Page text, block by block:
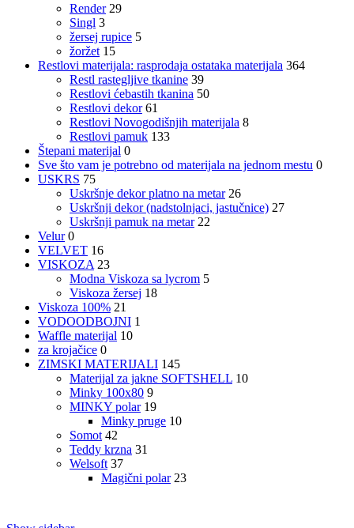
Render 29
Singl 3
žersej rupice 5
žoržet 15
Restlovi materijala: rasprodaja ostataka materijala 364
Restl rastegljive tkanine 39
Restlovi ćebastih tkanina 50
Restlovi dekor 61
Restlovi Novogodišnjih materijala 8
Restlovi pamuk 133
Štepani materijal 0
Sve što vam je potrebno od materijala na jednom mestu 0
USKRS 75
Uskršnje dekor platno na metar 26
Uskršnji dekor (nadstolnjaci, jastučnice) 27
Uskršnji pamuk na metar 22
Velur 0
VELVET 16
VISKOZA 23
Modna Viskoza sa lycrom 5
Viskoza žersej 18
Viskoza 100% 21
VODOODBOJNI 1
Waffle materijal 10
za krojačice 0
ZIMSKI MATERIJALI 145
Materijal za jakne SOFTSHELL 10
Minky 100x80 9
MINKY polar 19
Minky pruge 10
Somot 42
Teddy krzna 31
Welsoft 37
Magični polar 23